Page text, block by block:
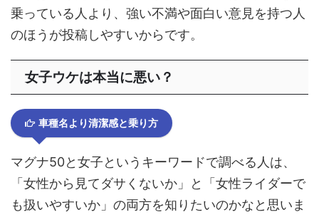
乗っている人より、強い不満や面白い意見を持つ人
のほうが投稿しやすいからです。
女子ウケは本当に悪い？
車種名より清潔感と乗り方
マグナ50と女子というキーワードで調べる人は、
「女性から見てダサくないか」と「女性ライダーで
も扱いやすいか」の両方を知りたいのかなと思いま